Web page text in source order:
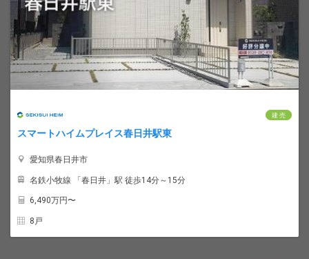
建 売
スマートハイムプレイス春日井駅東
愛知県春日井市
名鉄小牧線 「春日井」駅 徒歩14分～15分
6,490万円〜
8戸